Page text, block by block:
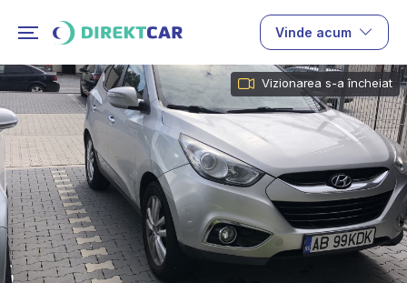
Vinde acum
Vizionarea s-a încheiat